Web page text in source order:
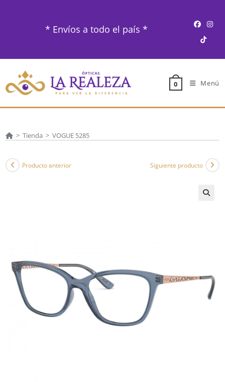
* Envíos a todo el país *
0 Menú
> Tienda > VOGUE 5285
Producto anterior Siguiente producto